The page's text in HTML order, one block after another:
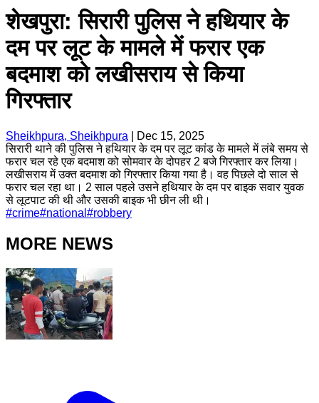
शेखपुरा: सिरारी पुलिस ने हथियार के
दम पर लूट के मामले में फरार एक
बदमाश को लखीसराय से किया
गिरफ्तार
Sheikhpura, Sheikhpura
Dec 15, 2025
सिरारी थाने की पुलिस ने हथियार के दम पर लूट कांड के मामले में लंबे समय से
फरार चल रहे एक बदमाश को सोमवार के दोपहर 2 बजे गिरफ्तार कर लिया।
लखीसराय में उक्त बदमाश को गिरफ्तार किया गया है। वह पिछले दो साल से
फरार चल रहा था। 2 साल पहले उसने हथियार के दम पर बाइक सवार युवक
से लूटपाट की थी और उसकी बाइक भी छीन ली थी।
#crime#national #robbery
MORE NEWS